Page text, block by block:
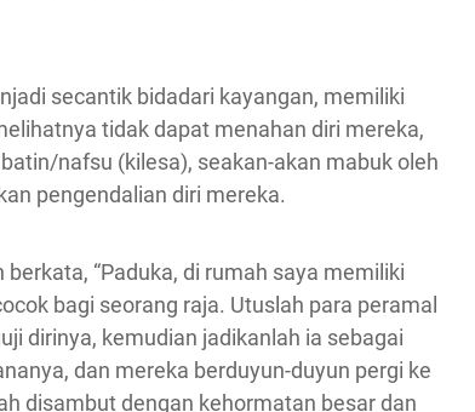
secantik bidadari kayangan, memiliki
tidak dapat menahan diri mereka,
nafsu (kilesa), seakan-akan mabuk oleh
pengendalian diri mereka.
“Paduka, di rumah saya memiliki
bagi seorang raja. Utuslah para peramal
dirinya, kemudian jadikanlah ia sebagai
dan mereka berduyun-duyun pergi ke
disambut dengan kehormatan besar dan